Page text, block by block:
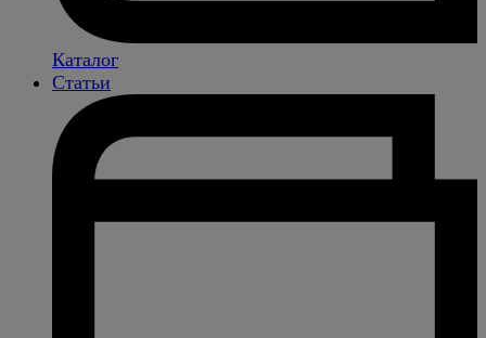
Каталог
Статьи